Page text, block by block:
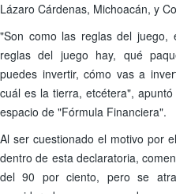
Lázaro Cárdenas, Michoacán, y
"Son como las reglas del juego,
reglas del juego hay, qué
puedes invertir, cómo vas a
cuál es la tierra, etcétera",
espacio de "Fórmula Financiera".
Al ser cuestionado el motivo por
dentro de esta declaratoria,
del 90 por ciento, pero se